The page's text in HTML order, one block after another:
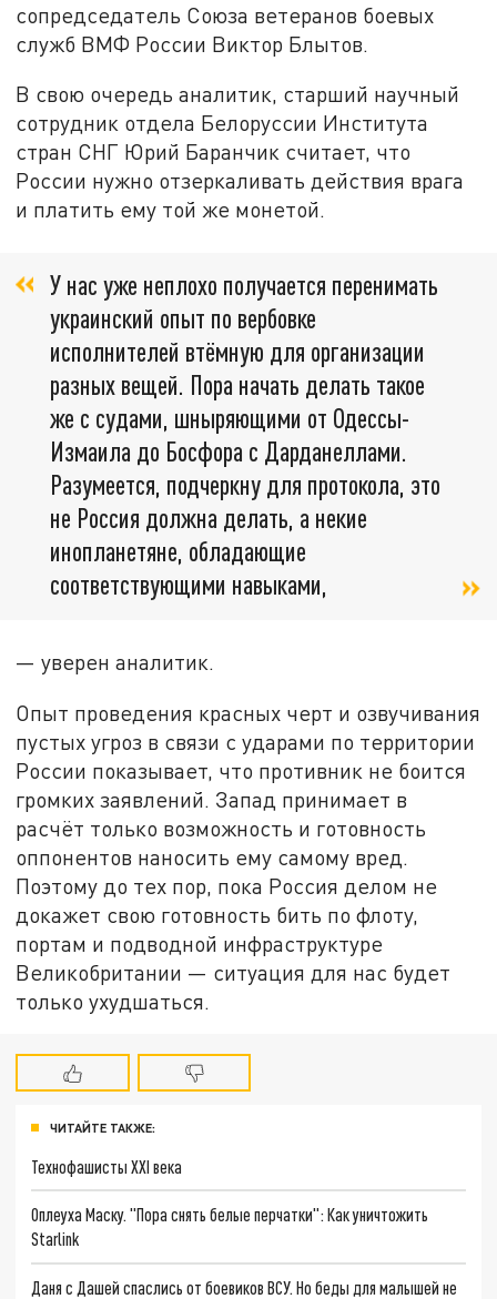
сопредседатель Союза ветеранов боевых
служб ВМФ России Виктор Блытов.
В свою очередь аналитик, старший научный
сотрудник отдела Белоруссии Института
стран СНГ Юрий Баранчик считает, что
России нужно отзеркаливать действия врага
и платить ему той же монетой.
У нас уже неплохо получается перенимать
украинский опыт по вербовке
исполнителей втёмную для организации
разных вещей. Пора начать делать такое
же с судами, шныряющими от Одессы-
Измаила до Босфора с Дарданеллами.
Разумеется, подчеркну для протокола, это
не Россия должна делать, а некие
инопланетяне, обладающие
соответствующими навыками,
— уверен аналитик.
Опыт проведения красных черт и озвучивания
пустых угроз в связи с ударами по территории
России показывает, что противник не боится
громких заявлений. Запад принимает в
расчёт только возможность и готовность
оппонентов наносить ему самому вред.
Поэтому до тех пор, пока Россия делом не
докажет свою готовность бить по флоту,
портам и подводной инфраструктуре
Великобритании — ситуация для нас будет
только ухудшаться.
ЧИТАЙТЕ ТАКЖЕ:
Технофашисты XXI века
Оплеуха Маску. "Пора снять белые перчатки": Как уничтожить
Starlink
Даня с Дашей спаслись от боевиков ВСУ. Но беды для малышей не